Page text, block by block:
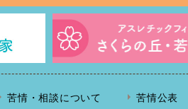
苦情・相談について 苦情公表